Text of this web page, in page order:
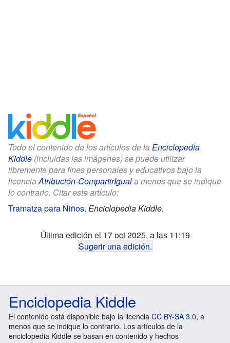
Todo el contenido de los artículos de la Enciclopedia
Kiddle (incluidas las imágenes) se puede utilizar
libremente para fines personales y educativos bajo la
licencia Atribución-CompartirIguala menos que se indique
lo contrario. Citar este artículo:
Tramatza para Niños. Enciclopedia Kiddle.
Última edición el 17 oct 2025, a las 11:19
Sugerir una edición.
Enciclopedia Kiddle
El contenido está disponible bajo la licencia CC BY-SA 3.0, a
menos que se indique lo contrario. Los artículos de la
enciclopedia Kiddle se basan en contenido y hechos